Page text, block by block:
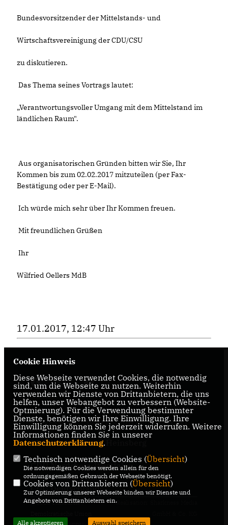
Bundesvorsitzender der Mittelstands- und
Wirtschaftsvereinigung der CDU/CSU
zu diskutieren.
Das Thema seines Vortrags lautet:
Verantwortungsvoller Umgang mit dem Mittelstand im
ländlichen Raum".
Aus organisatorischen Gründen bitten wir Sie, Ihr
Kommen bis zum 02.02.2017 mitzuteilen (per Fax-
Bestätigung oder per E-Mail).
Ich würde mich sehr über Ihr Kommen freuen.
Mit freundlichen Grüßen
Ihr
Wilfried Oellers MdB
17.01.2017, 12:47 Uhr
IMPRESSUM DATENSCHUTZ KONTAKT
CDU Kreisverband Heinsberg
CDU Nordrhein-Westfalen
CDU Deutschlands
@2026 Christlich
Realisation: Sharkness Media
Cookie Hinweis
Diese Webseite verwendet Cookies, die notwendig
sind, um die Webseite zu nutzen. Weiterhin
verwenden wir Dienste von Drittanbietern, die uns
helfen, unser Webangebot zu verbessern (Website-
Optmierung). Für die Verwendung bestimmter
Dienste, benötigen wir Ihre Einwilligung. Ihre
Einwilligung können Sie jederzeit widerrufen. Weitere
Informationen finden Sie in unserer
Datenschutzerklärung.
Technisch notwendige Cookies (Übersicht)
Die notwendigen Cookies werden allein für den
ordnungsgemäßen Gebrauch der Webseite benötigt.
Cookies von Drittanbietern (Übersicht)
Zur Optimierung unserer Webseite binden wir Dienste und
Angebote von Drittanbietern ein.
Alle akzeptieren Auswahl speichern